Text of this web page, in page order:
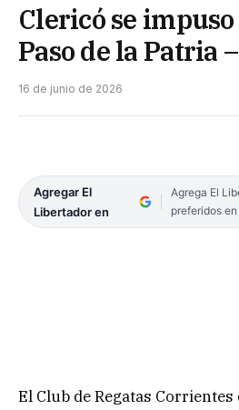
Clericó se
Paso de la Patria
16 de junio de 2026
Agregar El
Libertador en
Agrega El
preferidos
El Club de Regatas Corrientes